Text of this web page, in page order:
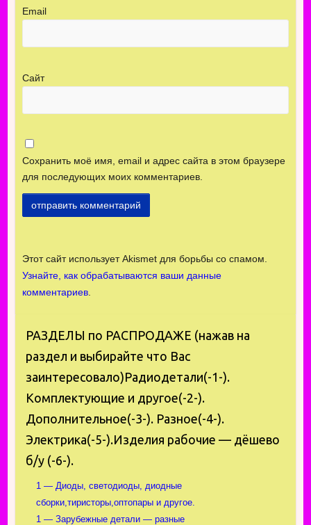
Email
Сайт
Сохранить моё имя, email и адрес сайта в этом браузере
для последующих моих комментариев.
Этот сайт использует Akismet для борьбы со спамом.
Узнайте, как обрабатываются ваши данные
комментариев.
РАЗДЕЛЫ по РАСПРОДАЖЕ (нажав на
раздел и выбирайте что Вас
заинтересовало)Радиодетали(-1-).
Комплектующие и другое(-2-).
Дополнительное(-3-). Разное(-4-).
Электрика(-5-).Изделия рабочие — дёшево
б/у (-6-).
1 — Диоды, светодиоды, диодные
сборки,тиристоры,оптопары и другое.
1 — Зарубежные детали — разные